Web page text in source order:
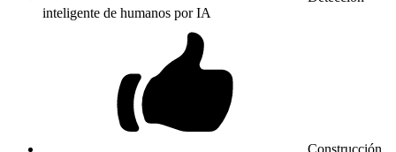
inteligente de humanos por IA
Construcción